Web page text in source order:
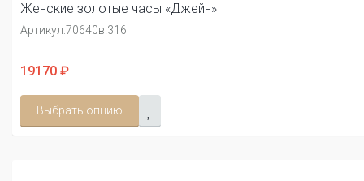
Женские золотые часы «Джейн»
Артикул:70640в.316
19170 ₽
Выбрать опцию